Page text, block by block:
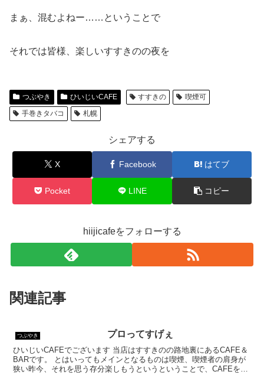
まぁ、混むよねー……ということで
それでは皆様、楽しいすすきのの夜を
つぶやき ひいじいCAFE すすきの
喫煙可
手巻きタバコ
札幌
シェアする
X Facebook はてブ
Pocket LINE コピー
hiijicafeをフォローする
関連記事
つぶやき プロってすげぇ
ひいじいCAFEでございます 当店はすすきのの路地裏にあるCAFE＆
BARです。 とはいってもメインとなるものは喫煙、喫煙者の肩身が
狭い昨今、それを思う存分楽しもうというということで、CAFEを名